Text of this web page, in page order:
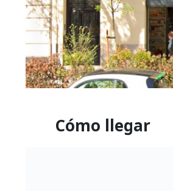
Cómo llegar